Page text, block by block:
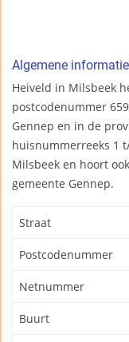
Algemene
Heiveld in Milsbeek
postcodenummer
Gennep en in de
huisnummerreeks 1
Milsbeek en hoort
gemeente Gennep.
Straat
Postcodenummer
Netnummer
Buurt